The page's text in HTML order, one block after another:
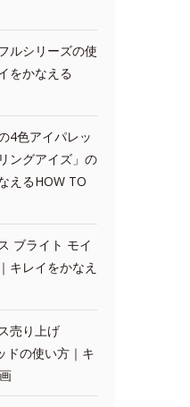
ルシリーズの使
をかなえる
4色アイパレッ
ングアイズ」の
えるHOW TO
ブライト モイ
キレイをかなえ
売り上げ
ドの使い方｜キ